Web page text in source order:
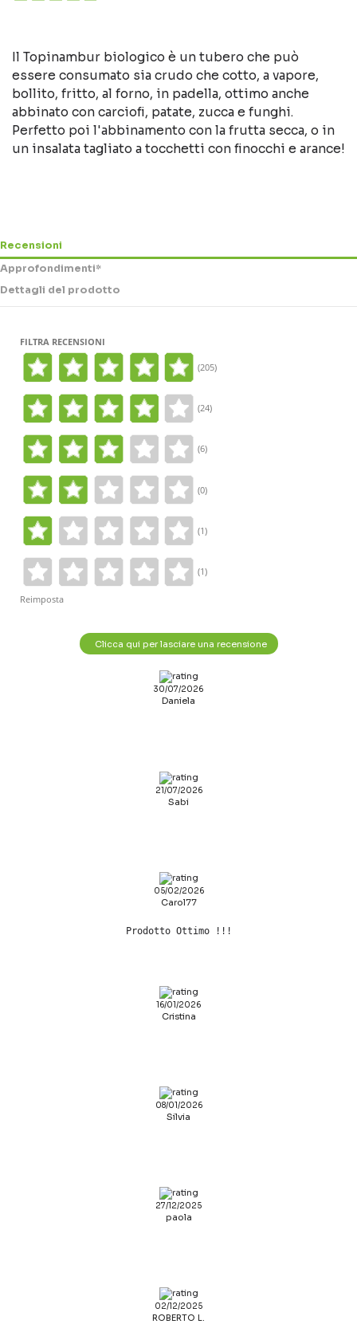
Il Topinambur biologico è un tubero che può
essere consumato sia crudo che cotto, a vapore,
bollito, fritto, al forno, in padella, ottimo anche
abbinato con carciofi, patate, zucca e funghi.
Perfetto poi l'abbinamento con la frutta secca, o in
un insalata tagliato a tocchetti con finocchi e arance!
Recensioni
Approfondimenti*
Dettagli del prodotto
FILTRA RECENSIONI
(205)
(24)
(6)
(0)
(1)
(1)
Reimposta
Clicca qui per lasciare una recensione
30/07/2026
Daniela
21/07/2026
Sabi
05/02/2026
Carol77
Prodotto Ottimo !!!
16/01/2026
Cristina
08/01/2026
Silvia
27/12/2025
paola
02/12/2025
ROBERTO L.